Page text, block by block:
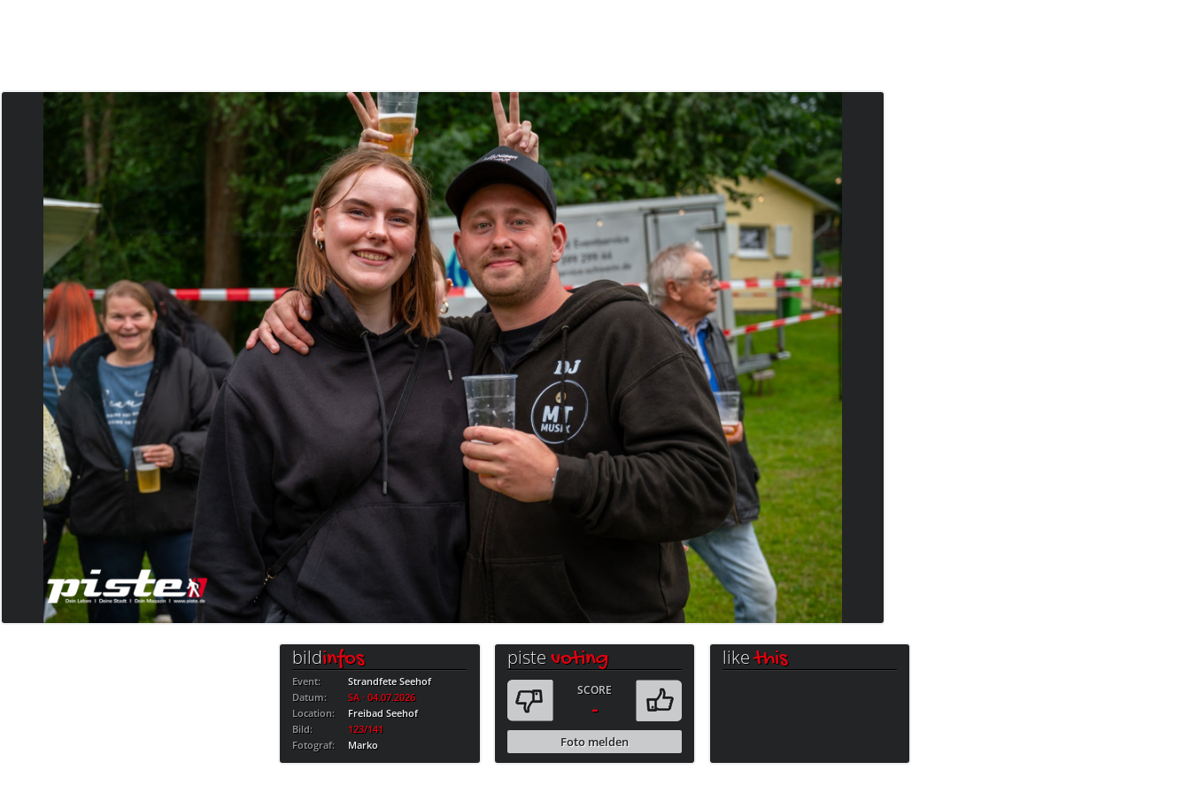
bildinfos
Event:
Strandfete Seehof
Datum:
SA · 04.07.2026
Location:
Freibad Seehof
Bild:
123/141
Fotograf:
Marko
pistevoting
SCORE
-
Foto melden
likethis